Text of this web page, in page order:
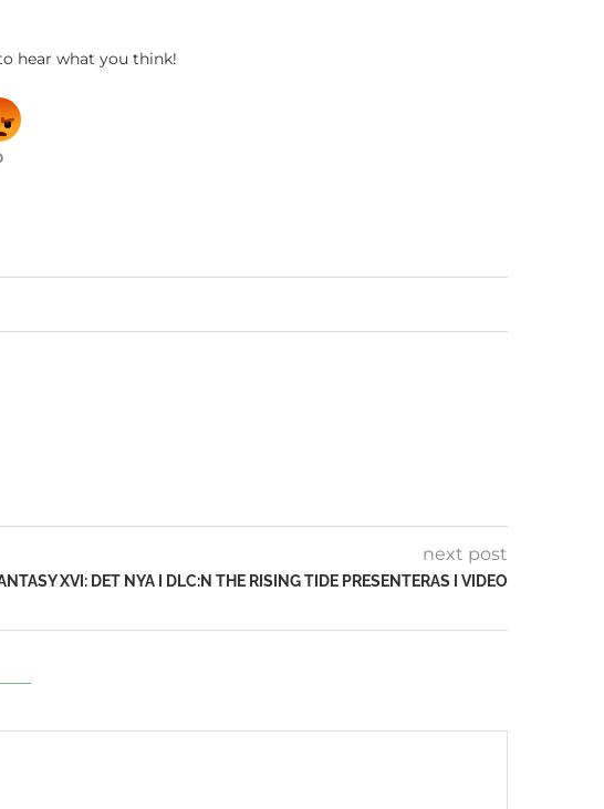
hear what you think!
next post
XVI: DET NYA I DLC:N THE RISING TIDE PRESENTERAS I VIDEO